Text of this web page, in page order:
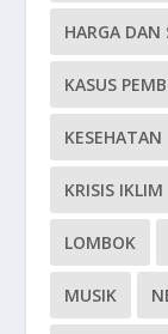
HARGA DAN
KASUS
KESEHATAN
KRISIS IKLIM
LOMBOK
MUSIK